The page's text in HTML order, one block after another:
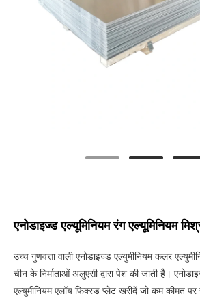
एनोडाइज्ड एल्यूमिनियम रंग एल्यूमिनियम
उच्च गुणवत्ता वाली एनोडाइज्ड एल्युमीनियम कलर
चीन के निर्माताओं अलुएसी द्वारा पेश की जाती है।
एल्युमीनियम एलॉय फिक्स्ड प्लेट खरीदें जो कम कीमत पर